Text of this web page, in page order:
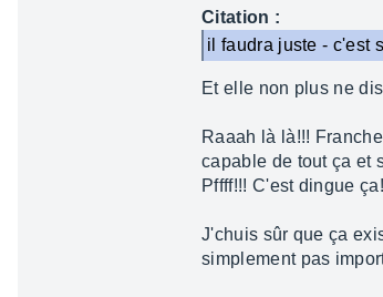
Citation :
il faudra juste - c'est
Et elle non plus ne
Raaah là là!!!
capable de tout ça et
Pffff!!! C'est dingue
J'chuis sûr que ça
simplement pas